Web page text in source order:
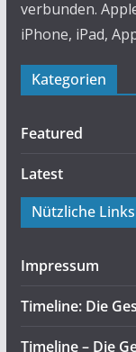
verbunden.
iPhone, iPad,
Kategorien
Featured
Latest
Nützliche Links
Impressum
Timeline: Die
Timeline – Die